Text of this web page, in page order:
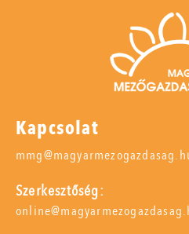
Kapcsolat
Szerkesztőség: